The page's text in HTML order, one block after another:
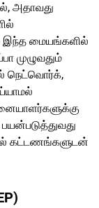
அதாவது
இந்த மையங்களில்
முழுவதும்
நெட்வொர்க்,
கட்டணங்களுடன்